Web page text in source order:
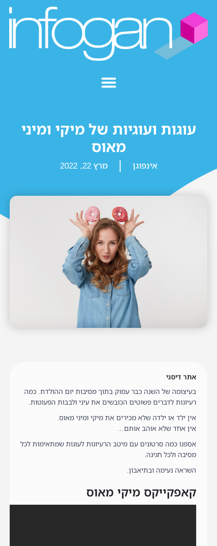
עוגות ועוגיות של מיקי ומיני
מאוס
אינפוגן מרץ 22, 2022
אתר דיסני
בעיצומה של השנה כבר עמוק בתוך מסיבות יום ההולדת. כמה
רעיונות לדברים פשוטים הכובשים את עיני ולבבות הפעוטות.
אין ילד או ילדה שלא מכירים את מיקי ומיני מאוס.
אין אחד שלא אוהב אותם…
אספנו כמה סרטונים עם מיטב הרעיונות לעוגות שמתאימות לכל
מסיבה ולכל חגיגה.
השראה נעימה ובתיאבון.
קאפקייקס מיקי מאוס